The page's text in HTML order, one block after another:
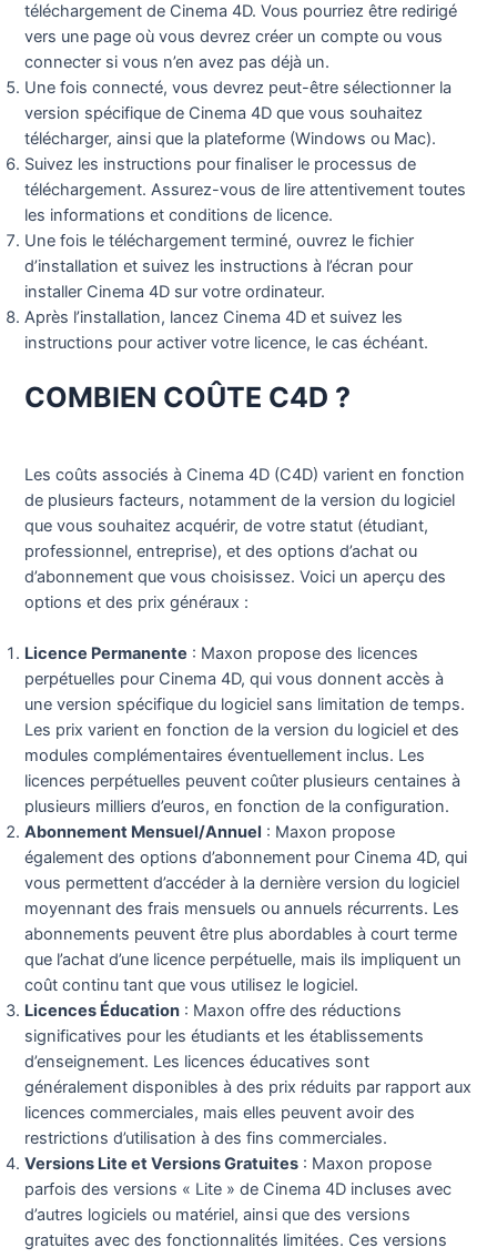
téléchargement de Cinema 4D. Vous pourriez être redirigé
vers une page où vous devrez créer un compte ou vous
connecter si vous n’en avez pas déjà un.
Une fois connecté, vous devrez peut-être sélectionner la
version spécifique de Cinema 4D que vous souhaitez
télécharger, ainsi que la plateforme (Windows ou Mac).
Suivez les instructions pour finaliser le processus de
téléchargement. Assurez-vous de lire attentivement toutes
les informations et conditions de licence.
Une fois le téléchargement terminé, ouvrez le fichier
d’installation et suivez les instructions à l’écran pour
installer Cinema 4D sur votre ordinateur.
Après l’installation, lancez Cinema 4D et suivez les
instructions pour activer votre licence, le cas échéant.
COMBIEN COÛTE C4D ?
Les coûts associés à Cinema 4D (C4D) varient en fonction
de plusieurs facteurs, notamment de la version du logiciel
que vous souhaitez acquérir, de votre statut (étudiant,
professionnel, entreprise), et des options d’achat ou
d’abonnement que vous choisissez. Voici un aperçu des
options et des prix généraux :
Licence Permanente : Maxon propose des licences
perpétuelles pour Cinema 4D, qui vous donnent accès à
une version spécifique du logiciel sans limitation de temps.
Les prix varient en fonction de la version du logiciel et des
modules complémentaires éventuellement inclus. Les
licences perpétuelles peuvent coûter plusieurs centaines à
plusieurs milliers d’euros, en fonction de la configuration.
Abonnement Mensuel/Annuel : Maxon propose
également des options d’abonnement pour Cinema 4D, qui
vous permettent d’accéder à la dernière version du logiciel
moyennant des frais mensuels ou annuels récurrents. Les
abonnements peuvent être plus abordables à court terme
que l’achat d’une licence perpétuelle, mais ils impliquent un
coût continu tant que vous utilisez le logiciel.
Licences Éducation : Maxon offre des réductions
significatives pour les étudiants et les établissements
d’enseignement. Les licences éducatives sont
généralement disponibles à des prix réduits par rapport aux
licences commerciales, mais elles peuvent avoir des
restrictions d’utilisation à des fins commerciales.
Versions Lite et Versions Gratuites : Maxon propose
parfois des versions « Lite » de Cinema 4D incluses avec
d’autres logiciels ou matériel, ainsi que des versions
gratuites avec des fonctionnalités limitées. Ces versions